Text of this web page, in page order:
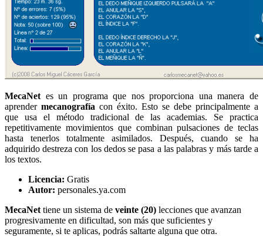
MecaNet es un programa que nos proporciona una manera de
aprender mecanografía con éxito. Esto se debe principalmente a
que usa el método tradicional de las academias. Se practica
repetitivamente movimientos que combinan pulsaciones de teclas
hasta tenerlos totalmente asimilados. Después, cuando se ha
adquirido destreza con los dedos se pasa a las palabras y más tarde a
los textos.
Licencia: Gratis
Autor: personales.ya.com
MecaNet tiene un sistema de veinte (20) lecciones que avanzan
progresivamente en dificultad, son más que suficientes y
seguramente, si te aplicas, podrás saltarte alguna que otra.